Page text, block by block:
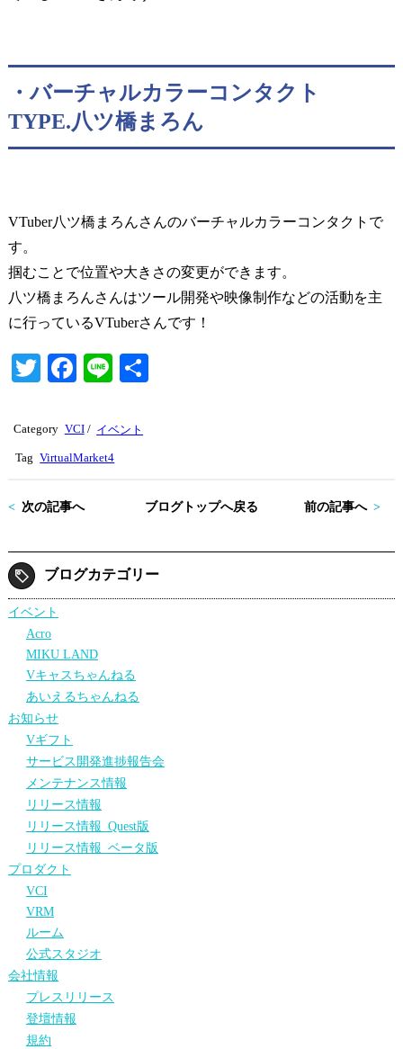
・バーチャルカラーコンタクト
TYPE.八ツ橋まろん
VTuber八ツ橋まろんさんのバーチャルカラーコンタクトで
す。
掴むことで位置や大きさの変更ができます。
八ツ橋まろんさんはツール開発や映像制作などの活動を主
に行っているVTuberさんです！
T
tte
r
Fa
bo
ok
Li
Category VCI/ イベント
Tag VirtualMarket4
次の記事へ ブログトップへ戻る 前の記事へ
ブログカテゴリー
イベント
Acro
MIKU LAND
Vキャスちゃんねる
あいえるちゃんねる
お知らせ
Vギフト
サービス開発進捗報告会
メンテナンス情報
リリース情報
リリース情報_Quest版
リリース情報_ベータ版
プロダクト
VCI
VRM
ルーム
公式スタジオ
会社情報
プレスリリース
登壇情報
規約